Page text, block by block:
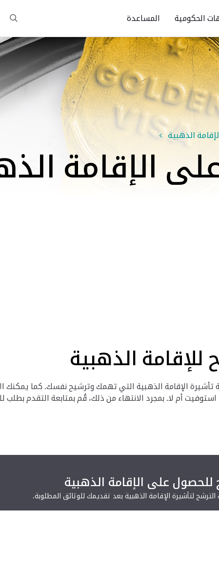
الحكومية المساعدة
الذهبية
الإقامة
للإقامة الذهبية
تأشيرة الإقامة الذهبية التي تهمك وترشيح نفسك. كما
استوفيت أم لا. بمجرد الانتهاء من ذلك، قُم بمتابعة التقدم
للحصول على الإقامة الذهبية
لتأشيرة الإقامة الذهبية بعد تقديمك للوثائق المطلوبة.